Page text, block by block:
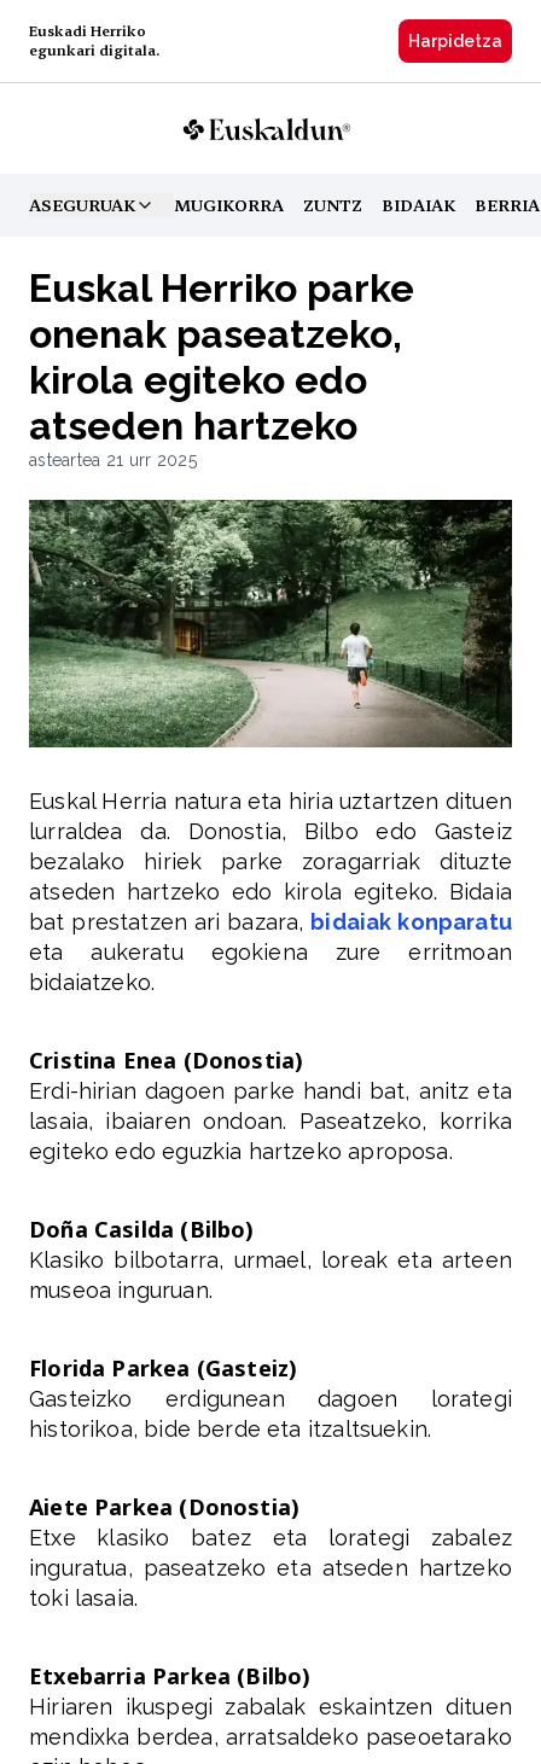
Euskadi Herriko
egunkari digitala.
Harpidetzа
ASEGURUAK
TOGGLE MENU MUGIKORRA ZUNTZ BIDAIAK
Euskal Herriko parke
onenak paseatzeko,
kirola egiteko edo
atseden hartzeko
asteartea 21 urr 2025
Euskal Herria natura eta hiria uztartzen dituen
lurraldea da. Donostia, Bilbo edo Gasteiz
bezalako hiriek parke zoragarriak dituzte
atseden hartzeko edo kirola egiteko. Bidaia
bat prestatzen ari bazara, bidaiak konparatu
eta aukeratu egokiena zure erritmoan
bidaiatzeko.
Cristina Enea (Donostia)
Erdi-hirian dagoen parke handi bat, anitz eta
lasaia, ibaiaren ondoan. Paseatzeko, korrika
egiteko edo eguzkia hartzeko aproposa.
Doña Casilda (Bilbo)
Klasiko bilbotarra, urmael, loreak eta arteen
museoa inguruan.
Florida Parkea (Gasteiz)
Gasteizko erdigunean dagoen lorategi
historikoa, bide berde eta itzaltsuekin.
Aiete Parkea (Donostia)
Etxe klasiko batez eta lorategi zabalez
inguratua, paseatzeko eta atseden hartzeko
toki lasaia.
Etxebarria Parkea (Bilbo)
Hiriaren ikuspegi zabalak eskaintzen dituen
mendixka berdea, arratsaldeko paseoetarako